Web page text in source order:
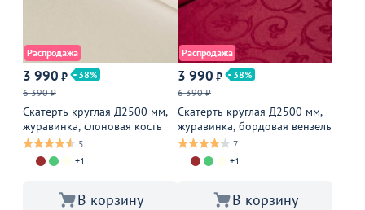
Распродажа
3 990 ₽
38
6 390 ₽
Скатерть круглая Д2500 мм,
журавинка, слоновая кость
5
+1
В корзину
Распродажа
3 990 ₽
38
6 390 ₽
Скатерть круглая Д2500 мм,
журавинка, бордовая вензель
7
+1
В корзину